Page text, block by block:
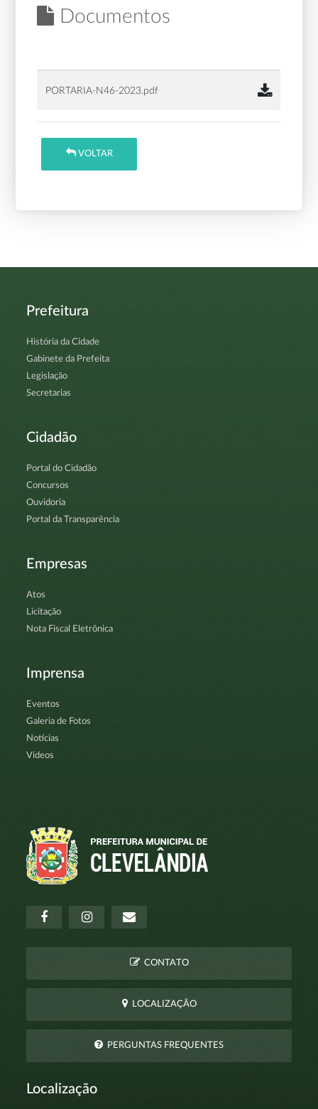
Documentos
PORTARIA-N46-2023.pdf
VOLTAR
Prefeitura
História da Cidade
Gabinete da Prefeita
Legislação
Secretarias
Cidadão
Portal do Cidadão
Concursos
Ouvidoria
Portal da Transparência
Empresas
Atos
Licitação
Nota Fiscal Eletrônica
Imprensa
Eventos
Galeria de Fotos
Notícias
Vídeos
CONTATO
LOCALIZAÇÃO
PERGUNTAS FREQUENTES
Localização